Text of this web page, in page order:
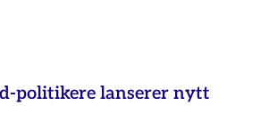
politikere lanserer nytt